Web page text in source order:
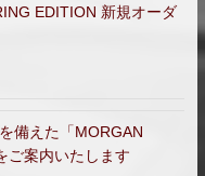
EDITION 新規オーダ
備えた「MORGAN
ご案内いたします